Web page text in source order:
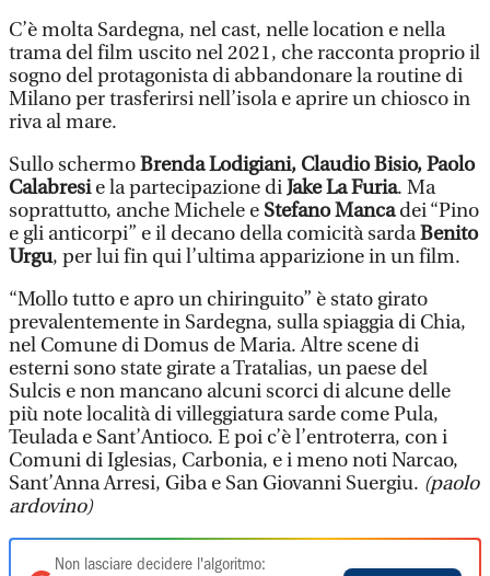
C’è molta Sardegna, nel cast, nelle location e nella
trama del film uscito nel 2021, che racconta proprio il
sogno del protagonista di abbandonare la routine di
Milano per trasferirsi nell’isola e aprire un chiosco in
riva al mare.
Sullo schermoBrenda Lodigiani, Claudio Bisio, Paolo
Calabresie la partecipazione diJake La Furia. Ma
soprattutto, anche Michele e Stefano Mancadei “Pino
e gli anticorpi” e il decano della comicità sardaBenito
Urgu, per lui fin qui l’ultima apparizione in un film.
“Mollo tutto e apro un chiringuito” è stato girato
prevalentemente in Sardegna, sulla spiaggia di Chia,
nel Comune di Domus de Maria. Altre scene di
esterni sono state girate a Tratalias, un paese del
Sulcis e non mancano alcuni scorci di alcune delle
più note località di villeggiatura sarde come Pula,
Teulada e Sant’Antioco. E poi c’è l’entroterra, con i
Comuni di Iglesias, Carbonia, e i meno noti Narcao,
Sant’Anna Arresi, Giba e San Giovanni Suergiu. (paolo
ardovino)
Non lasciare decidere l'algoritmo: